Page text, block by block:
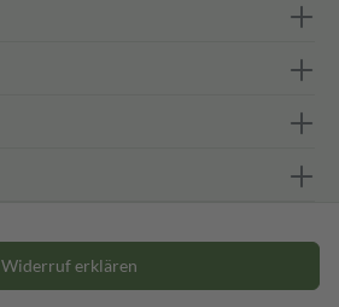
Widerruf erklären